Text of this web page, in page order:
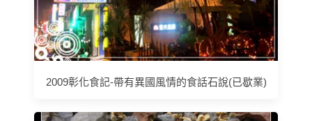
2009彰化食記-帶有異國風情的食話石說(已歇業)